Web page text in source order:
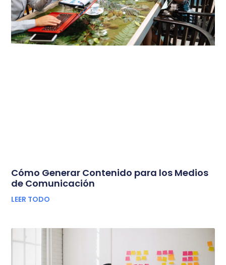
Cómo Generar Contenido para los Medios
de Comunicación
LEER TODO